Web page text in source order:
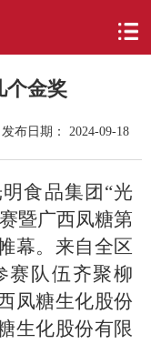
个金奖
发布日期： 2024-09-18
食品集团“光
暨广西凤糖第
幕。来自全区
赛队伍齐聚柳
凤糖生化股份
生化股份有限